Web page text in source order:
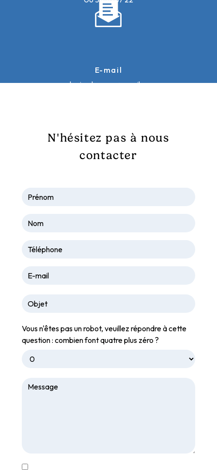
E-mail
galopinsdusancy@gmail.com
N'hésitez pas à nous
contacter
Vous n'êtes pas un robot, veuillez répondre à cette
question : combien font quatre plus zéro ?